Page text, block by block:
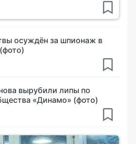
осуждён за шпионаж в
вырубили липы по
«Динамо» (фото)